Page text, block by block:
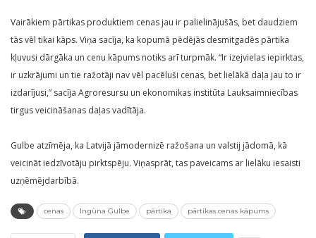
Vairākiem pārtikas produktiem cenas jau ir palielinājušās, bet daudziem
tās vēl tikai kāps. Viņa sacīja, ka kopumā pēdējās desmitgadēs pārtika
kļuvusi dārgāka un cenu kāpums notiks arī turpmāk. “Ir izejvielas iepirktas,
ir uzkrājumi un tie ražotāji nav vēl pacēluši cenas, bet lielākā daļa jau to ir
izdarījusi,” sacīja Agroresursu un ekonomikas institūta Lauksaimniecības
tirgus veicināšanas daļas vadītāja.
Gulbe atzīmēja, ka Latvijā jāmodernizē ražošana un valstij jādomā, kā
veicināt iedzīvotāju pirktspēju. Viņasprāt, tas paveicams ar lielāku iesaisti
uzņēmējdarbībā.
cenas Ingūna Gulbe pārtika pārtikas cenas kāpums